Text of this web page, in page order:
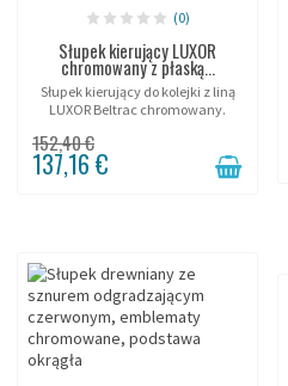
(0)
Słupek kierujący LUXOR
chromowany z płaską...
Słupek kierujący do kolejki z liną
LUXOR Beltrac chromowany.
152,40 €
137,16 €